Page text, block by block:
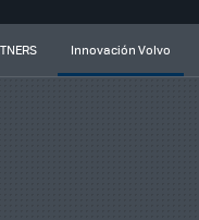
Innovación Volvo